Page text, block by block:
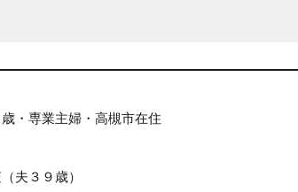
・専業主婦・高槻市在住
夫３９歳）